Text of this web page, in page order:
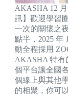
AKASHA 12
訊】歡迎學習
一次的關懷之
點半，2025 年
動全程採用
AKASHA 特有
個平台讓全國
個線上與其他
的相聚，你可